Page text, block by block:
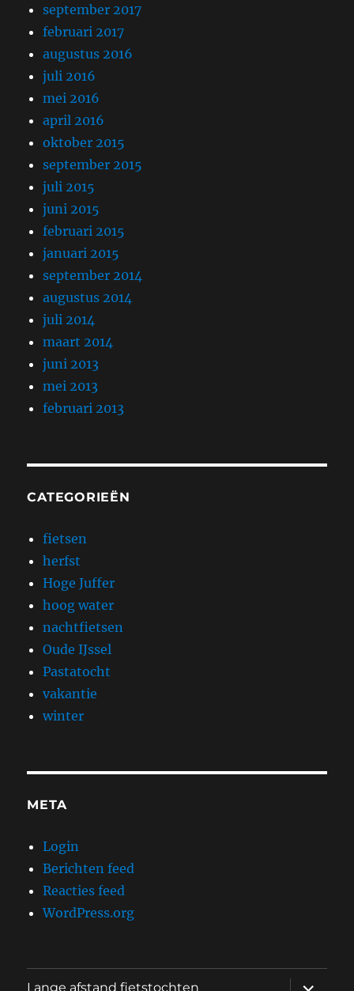
september 2017
februari 2017
augustus 2016
juli 2016
mei 2016
april 2016
oktober 2015
september 2015
juli 2015
juni 2015
februari 2015
januari 2015
september 2014
augustus 2014
juli 2014
maart 2014
juni 2013
mei 2013
februari 2013
CATEGORIEËN
fietsen
herfst
Hoge Juffer
hoog water
nachtfietsen
Oude IJssel
Pastatocht
vakantie
winter
META
Login
Berichten feed
Reacties feed
WordPress.org
Lange afstand fietstochten